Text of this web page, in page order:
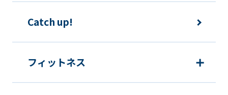
Catch up!
フィットネス